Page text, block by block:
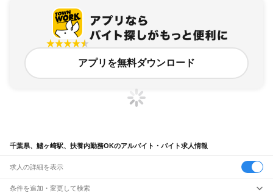
アプリを無料ダウンロード
千葉県、鰭ヶ崎駅、扶養内勤務OKのアルバイト・バイト求人情報
求人の詳細を表示
条件を追加・変更して検索